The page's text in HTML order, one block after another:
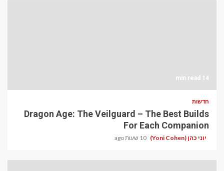
14 min read
חדשות
Dragon Age: The Veilguard – The Best Builds
For Each Companion
יוני כהן (Yoni Cohen) 10 שעות ago